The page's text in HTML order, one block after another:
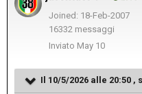
Joined: 18-Feb-2007
16332 messaggi
Inviato May 10
Il 10/5/2026 alle 20:50 ,